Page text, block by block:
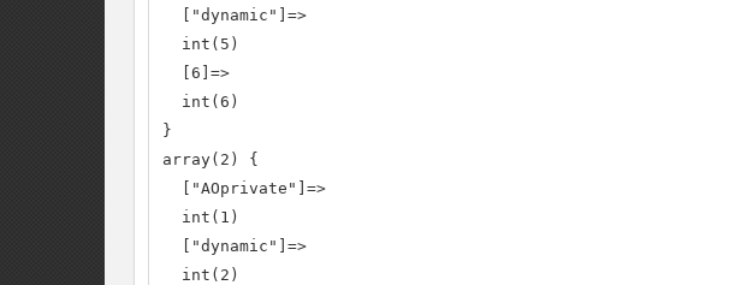
  ["dynamic"]=>
  int(5)
  [6]=>
  int(6)
}
array(2) {
  ["AOprivate"]=>
  int(1)
  ["dynamic"]=>
  int(2)